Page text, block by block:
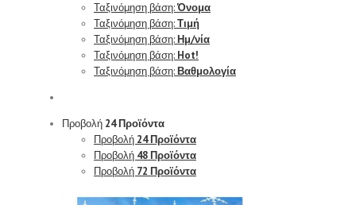
Ταξινόμηση βάση:Όνομα
Ταξινόμηση βάση:Τιμή
Ταξινόμηση βάση:Ημ/νία
Ταξινόμηση βάση: Hot!
Ταξινόμηση βάση:Βαθμολογία
Προβολή 24 Προϊόντα
Προβολή 24 Προϊόντα
Προβολή 48 Προϊόντα
Προβολή 72 Προϊόντα